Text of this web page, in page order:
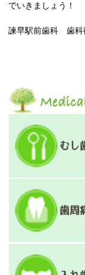
でいきましょう！
諫早駅前歯科 歯
むし
歯周